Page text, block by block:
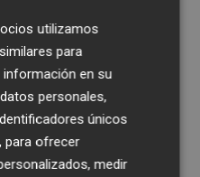
la superficie
supera las 66.000
debajo de la
de las cuales
en los 18
utilizamos
para
información en su
personales,
únicos
para ofrecer
medir